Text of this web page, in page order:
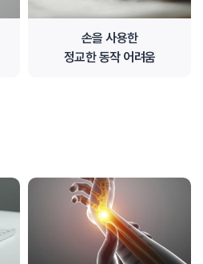
손을 사용한
정교한 동작 어려움